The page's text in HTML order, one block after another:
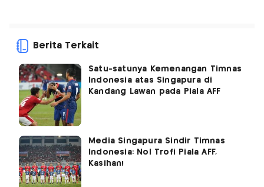
Berita Terkait
Satu-satunya Kemenangan Timnas
Indonesia atas Singapura di
Kandang Lawan pada Piala AFF
Media Singapura Sindir Timnas
Indonesia: Nol Trofi Piala AFF,
Kasihan!